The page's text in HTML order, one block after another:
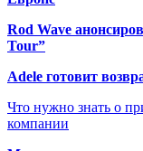
Rod Wave
Tour”
Adele готовит
Что нужно знать о
компании